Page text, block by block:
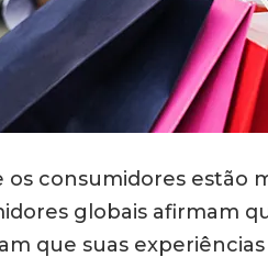
consumidores estão
globais afirmam
que suas